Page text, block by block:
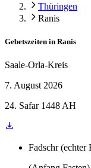
Thüringen
Ranis
Gebetszeiten in Ranis
Saale-Orla-Kreis
7. August 2026
24. Safar 1448 AH
Fadschr (echter